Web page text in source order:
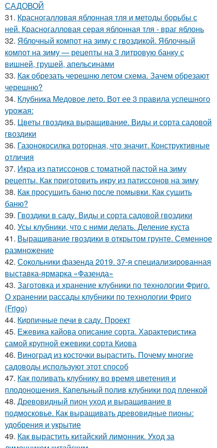
САДОВОЙ
31. Красногалловая яблонная тля и методы борьбы с
ней. Красногалловая серая яблонная тля - враг яблонь
32. Яблочный компот на зиму с гвоздикой. Яблочный
компот на зиму — рецепты на 3 литровую банку с
вишней, грушей, апельсинами
33. Как обрезать черешню летом схема. Зачем обрезают
черешню?
34. Клубника Медовое лето. Вот ее 3 правила успешного
урожая:
35. Цветы гвоздика выращивание. Виды и сорта садовой
гвоздики
36. Газонокосилка роторная, что значит. Конструктивные
отличия
37. Икра из патиссонов с томатной пастой на зиму
рецепты. Как приготовить икру из патиссонов на зиму
38. Как просушить баню после помывки. Как сушить
баню?
39. Гвоздики в саду. Виды и сорта садовой гвоздики
40. Усы клубники, что с ними делать. Деление куста
41. Выращивание гвоздики в открытом грунте. Семенное
размножение
42. Сокольники фазенда 2019. 37-я специализированная
выставка-ярмарка «Фазенда»
43. Заготовка и хранение клубники по технологии Фриго.
О хранении рассады клубники по технологии Фриго
(Frigo)
44. Кирпичные печи в саду. Проект
45. Ежевика кайова описание сорта. Характеристика
самой крупной ежевики сорта Киова
46. Виноград из косточки вырастить. Почему многие
садоводы используют этот способ
47. Как поливать клубнику во время цветения и
плодоношения. Капельный полив клубники под пленкой
48. Древовидный пион уход и выращивание в
подмосковье. Как выращивать древовидные пионы:
удобрения и укрытие
49. Как вырастить китайский лимонник. Уход за